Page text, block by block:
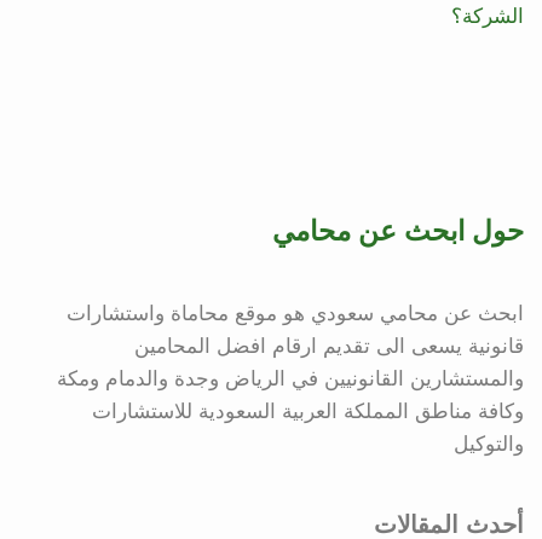
الشركة؟
حول ابحث عن محامي
ابحث عن محامي سعودي هو موقع محاماة واستشارات
قانونية يسعى الى تقديم ارقام افضل المحامين
والمستشارين القانونيين في الرياض وجدة والدمام ومكة
وكافة مناطق المملكة العربية السعودية للاستشارات
والتوكيل
أحدث المقالات